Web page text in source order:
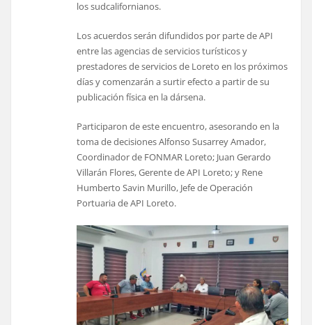
los sudcalifornianos.
Los acuerdos serán difundidos por parte de API
entre las agencias de servicios turísticos y
prestadores de servicios de Loreto en los próximos
días y comenzarán a surtir efecto a partir de su
publicación física en la dársena.
Participaron de este encuentro, asesorando en la
toma de decisiones Alfonso Susarrey Amador,
Coordinador de FONMAR Loreto; Juan Gerardo
Villarán Flores, Gerente de API Loreto; y Rene
Humberto Savin Murillo, Jefe de Operación
Portuaria de API Loreto.